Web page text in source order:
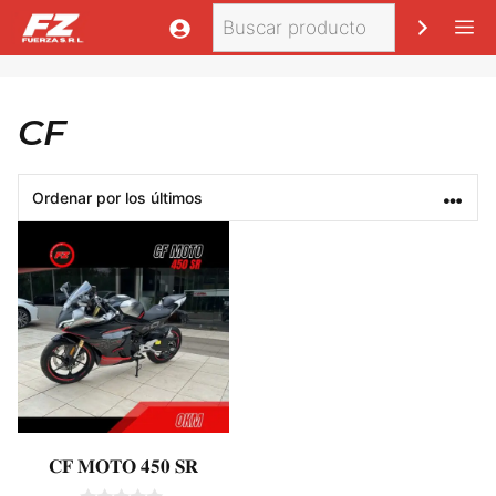
Saltar
al
Buscar
CF
𝐂𝐅 𝐌𝐎𝐓𝐎 𝟒𝟓𝟎 𝐒𝐑